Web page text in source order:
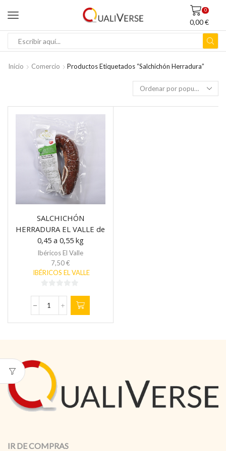
0
0,00€
BÚSQUEDA
Inicio Comercio Productos Etiquetados “salchichón Herradura”
SALCHICHÓN
HERRADURA EL VALLE de
0,45 a 0,55 kg
Ibéricos El Valle
7,50€
IBÉRICOS EL VALLE
de
5
SALCHICHÓN
a
0,55
kg
cantidad
IR DE COMPRAS